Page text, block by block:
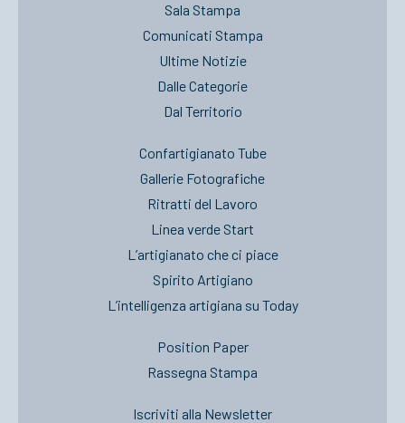
Sala Stampa
Comunicati Stampa
Ultime Notizie
Dalle Categorie
Dal Territorio
Confartigianato Tube
Gallerie Fotografiche
Ritratti del Lavoro
Linea verde Start
L’artigianato che ci piace
Spirito Artigiano
L’intelligenza artigiana su Today
Position Paper
Rassegna Stampa
Iscriviti alla Newsletter